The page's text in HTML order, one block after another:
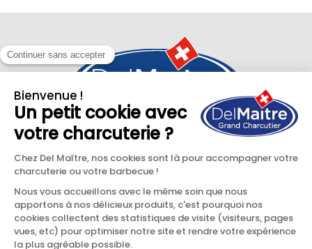
Del Maître SA
Route de Satigny 60
CH-1242 Satigny, Genève
QUI SOMMES-NOUS ?
RECETTES
PRODUITS
CONTACT